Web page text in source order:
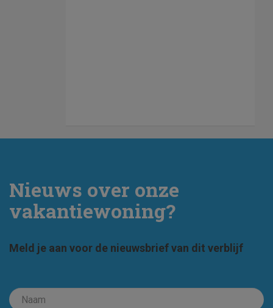
Nieuws over onze
vakantiewoning?
Meld je aan voor de nieuwsbrief van dit verblijf